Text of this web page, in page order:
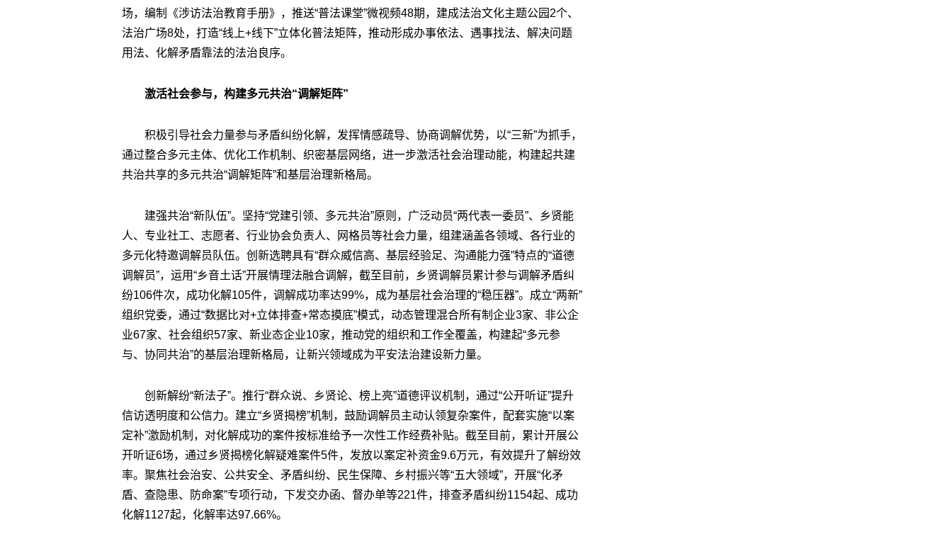
场，编制《涉访法治教育手册》，推送“普法课堂”微视频48期，建成法治文化主题公园2个、
法治广场8处，打造“线上+线下”立体化普法矩阵，推动形成办事依法、遇事找法、解决问题
用法、化解矛盾靠法的法治良序。
激活社会参与，构建多元共治“调解矩阵”
积极引导社会力量参与矛盾纠纷化解，发挥情感疏导、协商调解优势，以“三新”为抓手，
通过整合多元主体、优化工作机制、织密基层网络，进一步激活社会治理动能，构建起共建
共治共享的多元共治“调解矩阵”和基层治理新格局。
建强共治“新队伍”。坚持“党建引领、多元共治”原则，广泛动员“两代表一委员”、乡贤能
人、专业社工、志愿者、行业协会负责人、网格员等社会力量，组建涵盖各领域、各行业的
多元化特邀调解员队伍。创新选聘具有“群众威信高、基层经验足、沟通能力强”特点的“道德
调解员”，运用“乡音土话”开展情理法融合调解，截至目前，乡贤调解员累计参与调解矛盾纠
纷106件次，成功化解105件，调解成功率达99%，成为基层社会治理的“稳压器”。成立“两新”
组织党委，通过“数据比对+立体排查+常态摸底”模式，动态管理混合所有制企业3家、非公企
业67家、社会组织57家、新业态企业10家，推动党的组织和工作全覆盖，构建起“多元参
与、协同共治”的基层治理新格局，让新兴领域成为平安法治建设新力量。
创新解纷“新法子”。推行“群众说、乡贤论、榜上亮”道德评议机制，通过“公开听证”提升
信访透明度和公信力。建立“乡贤揭榜”机制，鼓励调解员主动认领复杂案件，配套实施“以案
定补”激励机制，对化解成功的案件按标准给予一次性工作经费补贴。截至目前，累计开展公
开听证6场，通过乡贤揭榜化解疑难案件5件，发放以案定补资金9.6万元，有效提升了解纷效
率。聚焦社会治安、公共安全、矛盾纠纷、民生保障、乡村振兴等“五大领域”，开展“化矛
盾、查隐患、防命案”专项行动，下发交办函、督办单等221件，排查矛盾纠纷1154起、成功
化解1127起，化解率达97.66%。